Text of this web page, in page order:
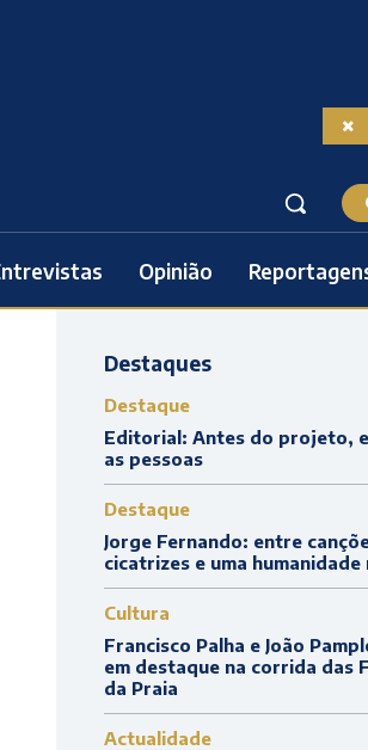
Opinião
Destaques
Destaque
Editorial: Antes do projeto,
as pessoas
Destaque
Jorge Fernando: entre
cicatrizes e uma humanidade
Cultura
Francisco Palha e João
em destaque na corrida das
da Praia
Actualidade